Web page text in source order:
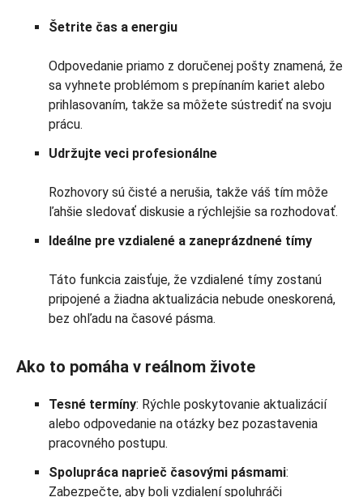
Šetrite čas a energiu
Odpovedanie priamo z doručenej pošty znamená, že
sa vyhnete problémom s prepínaním kariet alebo
prihlasovaním, takže sa môžete sústrediť na svoju
prácu.
Udržujte veci profesionálne
Rozhovory sú čisté a nerušia, takže váš tím môže
ľahšie sledovať diskusie a rýchlejšie sa rozhodovať.
Ideálne pre vzdialené a zaneprázdnené tímy
Táto funkcia zaisťuje, že vzdialené tímy zostanú
pripojené a žiadna aktualizácia nebude oneskorená,
bez ohľadu na časové pásma.
Ako to pomáha v reálnom živote
Tesné termíny: Rýchle poskytovanie aktualizácií
alebo odpovedanie na otázky bez pozastavenia
pracovného postupu.
Spolupráca naprieč časovými pásmami:
Zabezpečte, aby boli vzdialení spoluhráči